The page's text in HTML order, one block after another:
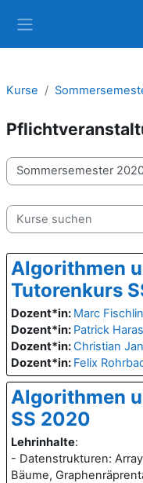
Kurse
Kursbereiche
Kurse suchen
Algorithmen
Tutorenkurs
Dozent*in: Marc Fischlin
Dozent*in: Patrick
Dozent*in:Christian
Dozent*in: Felix
Algorithmen
SS 2020
Lehrinhalte:
- Datenstrukturen:
Bäume,